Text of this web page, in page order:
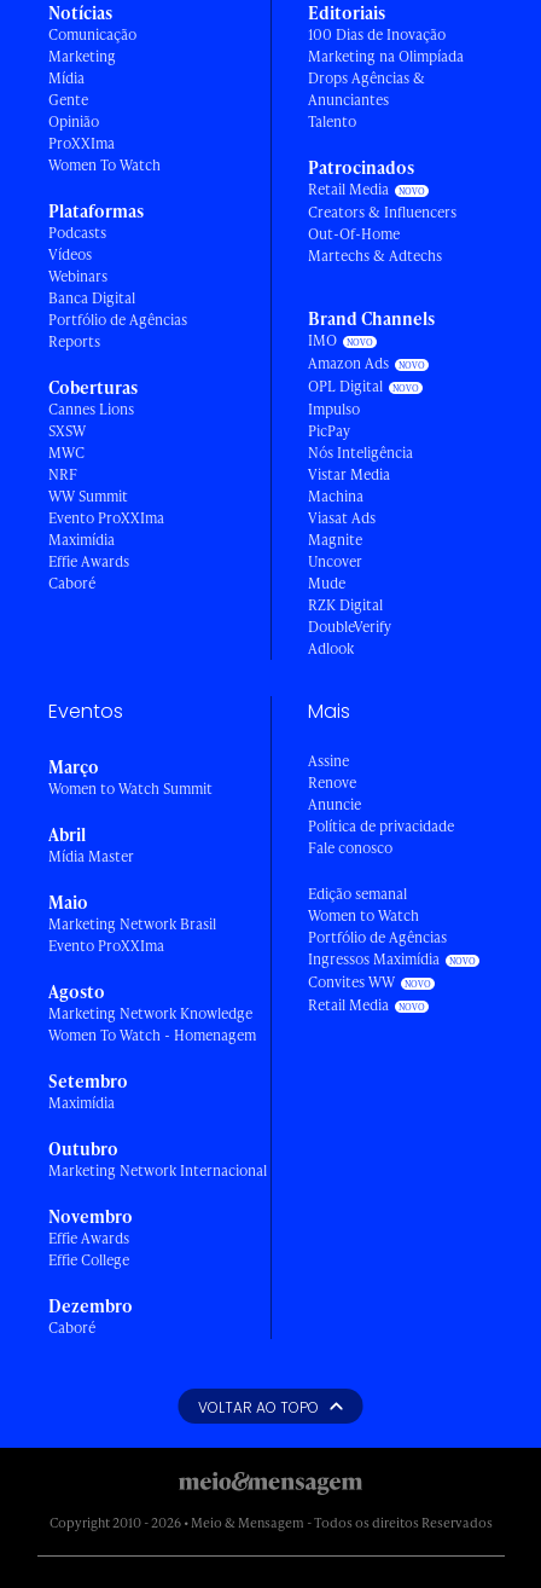
Notícias
Comunicação
Marketing
Mídia
Gente
Opinião
ProXXIma
Women To Watch
Plataformas
Podcasts
Vídeos
Webinars
Banca Digital
Portfólio de Agências
Reports
Coberturas
Cannes Lions
SXSW
MWC
NRF
WW Summit
Evento ProXXIma
Maximídia
Effie Awards
Caboré
Editoriais
100 Dias de Inovação
Marketing na Olimpíada
Drops Agências &
Anunciantes
Talento
Patrocinados
Retail Media
Creators & Influencers
Out-Of-Home
Martechs & Adtechs
Brand Channels
IMO
Amazon Ads
OPL Digital
Impulso
PicPay
Nós Inteligência
Vistar Media
Machina
Viasat Ads
Magnite
Uncover
Mude
RZK Digital
DoubleVerify
Adlook
Eventos
Março
Women to Watch Summit
Abril
Mídia Master
Maio
Marketing Network Brasil
Evento ProXXIma
Agosto
Marketing Network Knowledge
Women To Watch - Homenagem
Setembro
Maximídia
Outubro
Marketing Network Internacional
Novembro
Effie Awards
Effie College
Dezembro
Caboré
Mais
Assine
Renove
Anuncie
Política de privacidade
Fale conosco
Edição semanal
Women to Watch
Portfólio de Agências
Ingressos Maximídia
Convites WW
Retail Media
VOLTAR AO TOPO
Copyright 2010 - 2026 • Meio & Mensagem - Todos os direitos Reservados